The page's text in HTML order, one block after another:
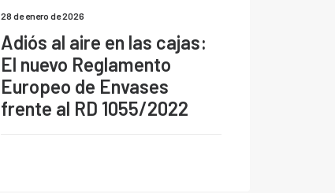
28 de enero de 2026
Adiós al aire en las cajas:
El nuevo Reglamento
Europeo de Envases
frente al RD 1055/2022